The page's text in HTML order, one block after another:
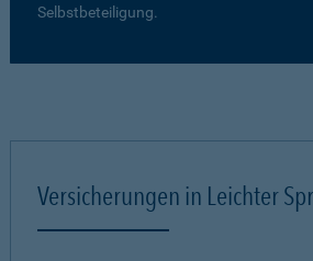
Selbstbeteiligung.
Versicherungen in Leichter